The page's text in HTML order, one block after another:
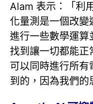
Alam 表示：「利
化量測是一個改變
進行一些數學運算
找到讓一切都能正
可以同時進行所
到的，因為我們的